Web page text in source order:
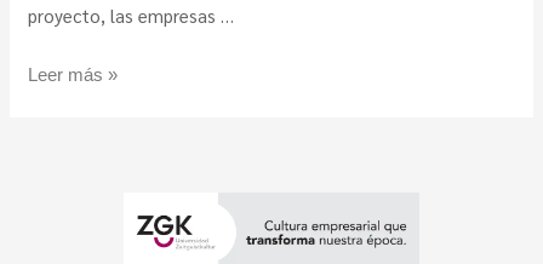
proyecto, las empresas …
Leer más »